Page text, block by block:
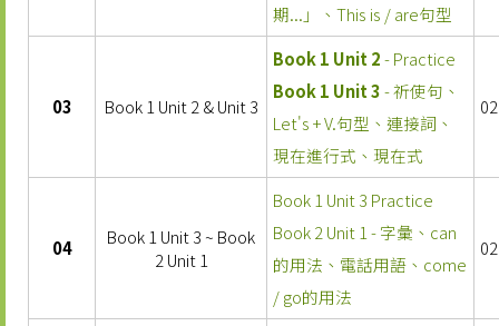
期...」、This is / are句型
03 Book 1 Unit 2 & Unit 3
Book 1 Unit 2- Practice
Book 1 Unit 3- 祈使句、
Let's + V.句型、連接詞、
現在進行式、現在式
04
Book 1 Unit 3 ~ Book
2 Unit 1
Book 1 Unit 3 Practice
Book 2 Unit 1 - 字彙、can
的用法、電話用語、come
/ go的用法